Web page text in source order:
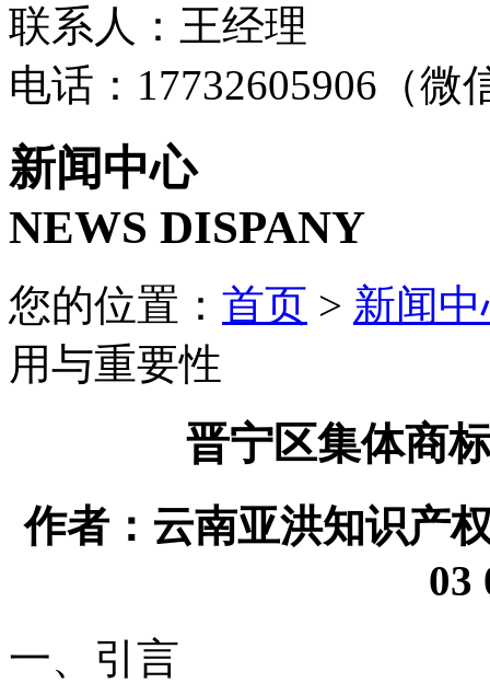
联系人：王经理
电话：17732605906（微
新闻中心
NEWS DISPANY
您的位置： 首页 > 新闻
用与重要性
晋宁区集体商
作者：云南亚洪知识产
03
一、引言